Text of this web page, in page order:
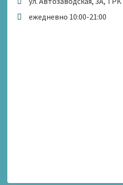
Времяежедневно 10:00-21:00